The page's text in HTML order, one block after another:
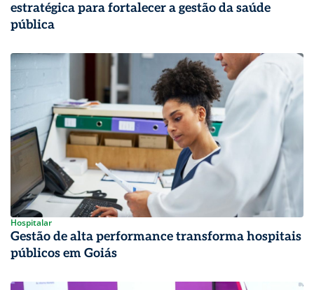
estratégica para fortalecer a gestão da saúde
pública
Hospitalar
Gestão de alta performance transforma hospitais
públicos em Goiás